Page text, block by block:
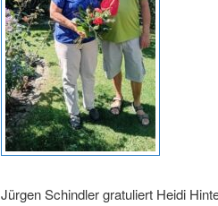
Jürgen Schindler gratuliert Heidi